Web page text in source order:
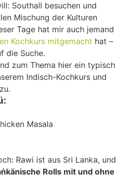
Southall besuchen und
Mischung der Kulturen
Tage hat mir auch jemand
Kochkurs mitgemacht hat –
die Suche.
zum Thema hier ein typisch
Indisch-Kochkurs und
Masala
Rawi ist aus Sri Lanka, und
Rolls mit und ohne